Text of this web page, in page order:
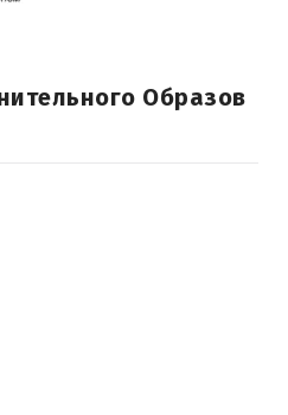
Образов